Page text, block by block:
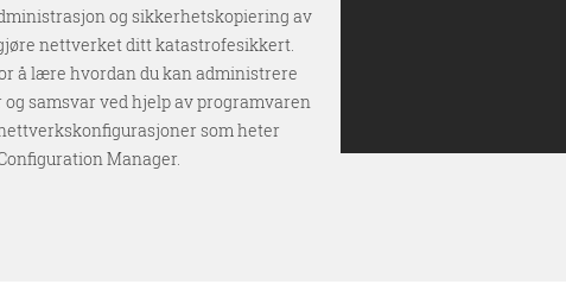
og sikkerhetskopiering av
nettverket ditt katastrofesikkert.
å lære hvordan du kan administrere
samsvar ved hjelp av programvaren
som heter
Manager.